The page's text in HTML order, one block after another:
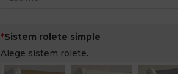
Sistem rolete simple
Alege sistem rolete.